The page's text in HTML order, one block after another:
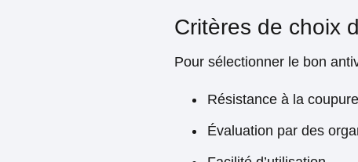
Critères de choix
Pour sélectionner le bon
Résistance à la
Évaluation par des